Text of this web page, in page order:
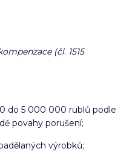
(čl. 1515
do 5 000 000 rublů podle
povahy porušení;
výrobků;